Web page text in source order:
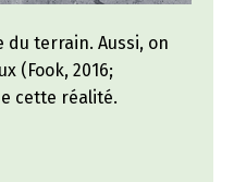
du terrain. Aussi, on
(Fook, 2016;
cette réalité.